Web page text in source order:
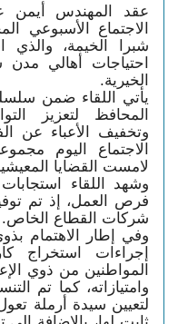
عقد المهندس أيمن
الاجتماع الأسبوعي
شبرا الخيمة،
احتياجات أهالي مدن
الخيرية.
يأتي اللقاء ضمن
المحافظ لتعزيز
وتخفيف الأعباء عن
الاجتماع اليوم
لامست القضايا
وشهد اللقاء
فرص العمل، إذ تم
شركات القطاع الخاص.
وفي إطار الاهتمام
إجراءات استخراج
المواطنين من ذوي
وامتيازاته، كما تم
لتعيين سيدة أرملة